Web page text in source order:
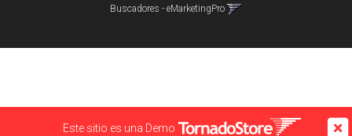
Buscadores - eMarketingPro
Este sitio es una Demo